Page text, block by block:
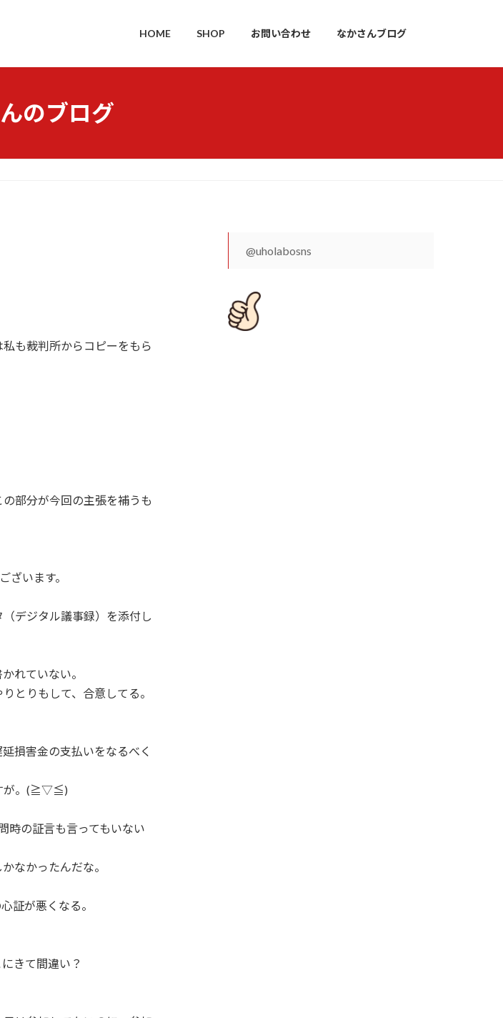
HOME SHOP お問い合わせ なかさんブログ
のブログ
も裁判所からコピーをもら
部分が今回の主張を補うも
います。
デジタル議事録）を添付し
れていない。
とりもして、合意してる。
損害金の支払いをなるべく
すが。(≧▽≦)
時の証言も言ってもいない
なかったんだな。
証が悪くなる。
きて間違い？
@uholabosns